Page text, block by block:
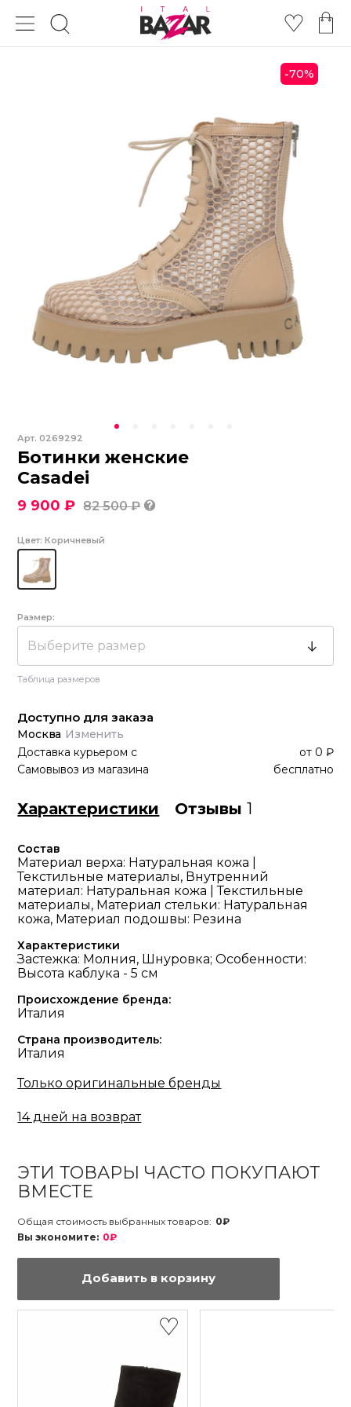
-70%
Арт.0269292
Ботинки женские
Casadei
9 900 ₽ 82 500 ₽
Цвет: Коричневый
Размер:
Выберите размер
Таблица размеров
Доступно для заказа
Москва Изменить
Доставка курьером с от 0 ₽
Самовывоз из магазина
бесплатно
Характеристики Отзывы1
Состав
Материал верха: Натуральная кожа |
Текстильные материалы, Внутренний
материал: Натуральная кожа | Текстильные
материалы, Материал стельки: Натуральная
кожа, Материал подошвы: Резина
Характеристики
Застежка: Молния, Шнуровка; Особенности:
Высота каблука - 5 см
Происхождение бренда:
Италия
Страна производитель:
Италия
Только оригинальные бренды
14 дней на возврат
ЭТИ ТОВАРЫ ЧАСТО ПОКУПАЮТ
ВМЕСТЕ
Общая стоимость выбранных товаров: 0₽
Вы экономите: 0₽
Добавить в корзину